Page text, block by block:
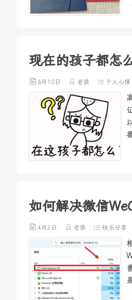
现在的孩子都怎
6月10日 老狼 个人心情
如何解决微信
4月2日 老狼 快乐分享